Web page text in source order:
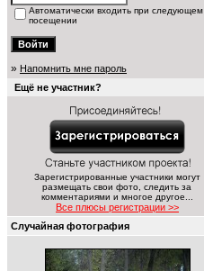
Автоматически входить при следующем
посещении
» Напомнить мне пароль
Ещё не участник?
Зарегистрированные участники могут
размещать свои фото, следить за
комментариями и многое другое...
Все плюсы регистрации >>
Случайная фотография